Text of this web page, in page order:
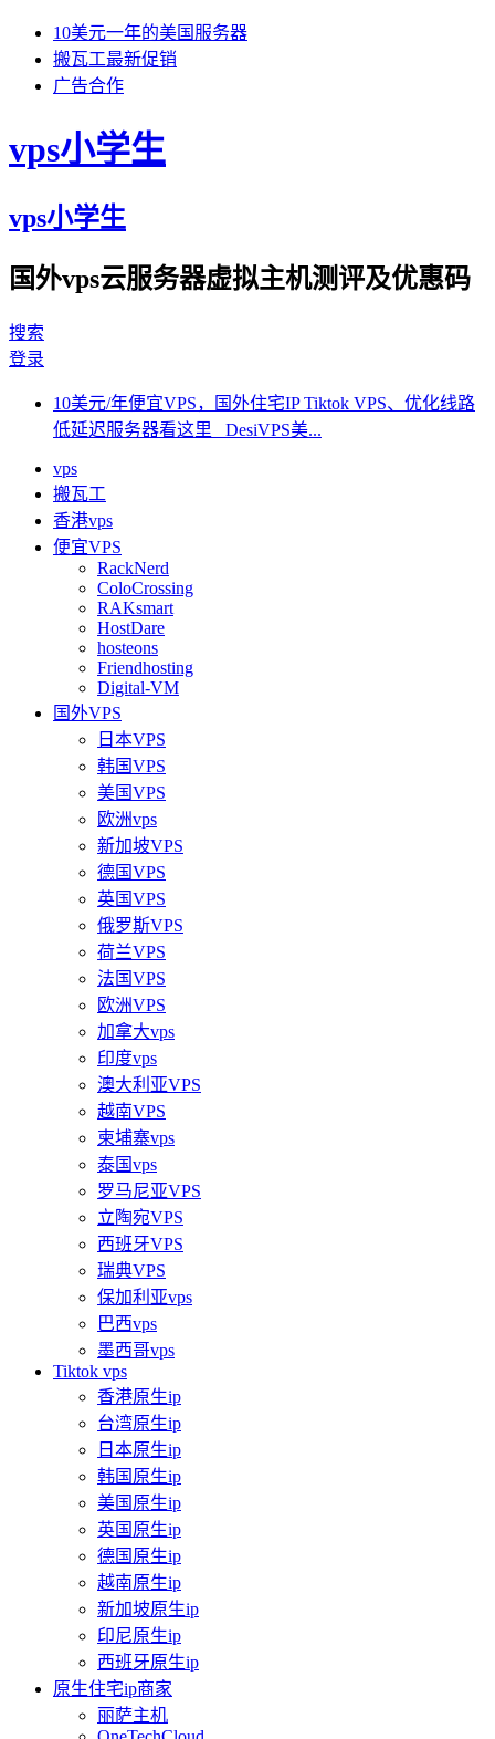
10美元一年的美国服务器
搬瓦工最新促销
广告合作
vps小学生
vps小学生
国外vps云服务器虚拟主机测评及优惠码
搜索
登录
10美元/年便宜VPS，国外住宅IP Tiktok VPS、优化线路
低延迟服务器看这里 DesiVPS美...
vps
搬瓦工
香港vps
便宜VPS
RackNerd
ColoCrossing
RAKsmart
HostDare
hosteons
Friendhosting
Digital-VM
国外VPS
日本VPS
韩国VPS
美国VPS
欧洲vps
新加坡VPS
德国VPS
英国VPS
俄罗斯VPS
荷兰VPS
法国VPS
欧洲VPS
加拿大vps
印度vps
澳大利亚VPS
越南VPS
柬埔寨vps
泰国vps
罗马尼亚VPS
立陶宛VPS
西班牙VPS
瑞典VPS
保加利亚vps
巴西vps
墨西哥vps
Tiktok vps
香港原生ip
台湾原生ip
日本原生ip
韩国原生ip
美国原生ip
英国原生ip
德国原生ip
越南原生ip
新加坡原生ip
印尼原生ip
西班牙原生ip
原生住宅ip商家
丽萨主机